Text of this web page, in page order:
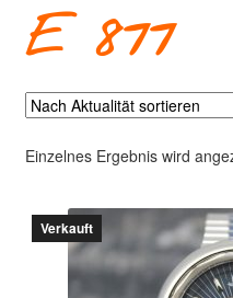
Uhren
Archiv
E 877
Einzelnes Ergebnis wird
Verkauft